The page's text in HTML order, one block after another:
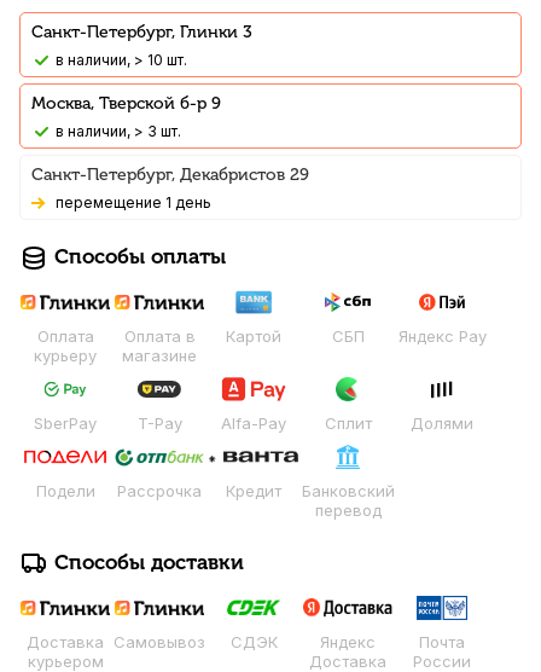
Санкт-Петербург, Глинки 3
В наличии, > 10 шт.
Москва, Тверской б-р 9
В наличии, > 3 шт.
Санкт-Петербург, Декабристов 29
Перемещение 1 день
Способы оплаты
Оплата
курьеру
Оплата в
магазине
Картой СБП Яндекс Pay
SberPay T-Pay Alfa-Pay Сплит Долями
Подели Рассрочка Кредит
Банковский
перевод
Способы доставки
Доставка
курьером
Самовывоз СДЭК
Яндекс
Доставка
Почта
России